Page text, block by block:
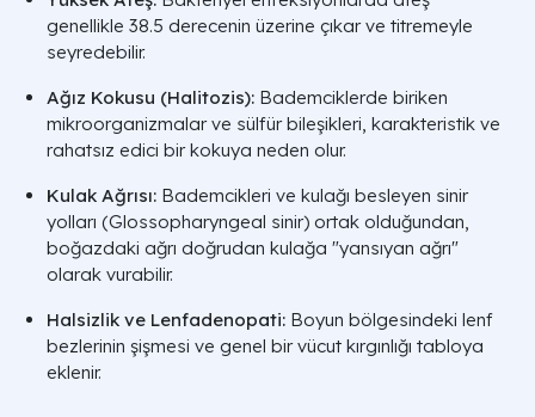
genellikle 38.5 derecenin üzerine çıkar ve titremeyle
seyredebilir.
Ağız Kokusu (Halitozis): Bademciklerde biriken
mikroorganizmalar ve sülfür bileşikleri, karakteristik ve
rahatsız edici bir kokuya neden olur.
Kulak Ağrısı: Bademcikleri ve kulağı besleyen sinir
yolları (Glossopharyngeal sinir) ortak olduğundan,
boğazdaki ağrı doğrudan kulağa "yansıyan ağrı"
olarak vurabilir.
Halsizlik ve Lenfadenopati: Boyun bölgesindeki lenf
bezlerinin şişmesi ve genel bir vücut kırgınlığı tabloya
eklenir.